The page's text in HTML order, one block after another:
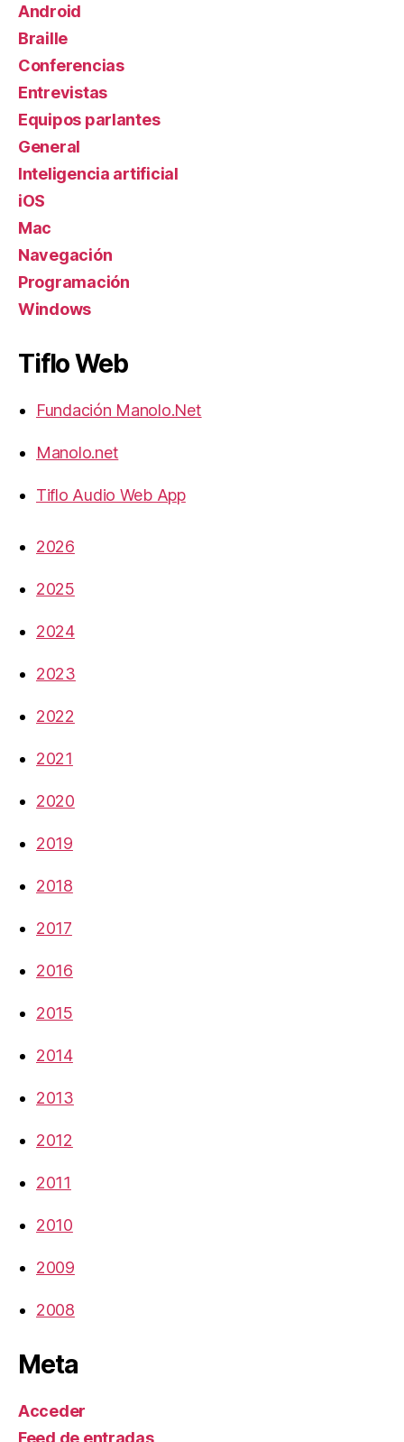
Android
Braille
Conferencias
Entrevistas
Equipos parlantes
General
Inteligencia artificial
iOS
Mac
Navegación
Programación
Windows
Tiflo Web
Fundación Manolo.Net
Manolo.net
Tiflo Audio Web App
2026
2025
2024
2023
2022
2021
2020
2019
2018
2017
2016
2015
2014
2013
2012
2011
2010
2009
2008
Meta
Acceder
Feed de entradas